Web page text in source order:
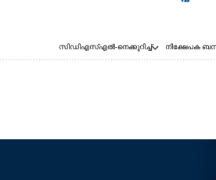
സിഡിഎസ്എൽ-നെക്കുറിച്ച് നിക്ഷേപക